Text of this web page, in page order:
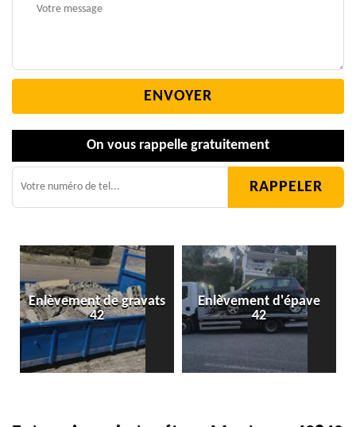
On vous rappelle gratuitement
Enlèvement de gravats
42
Enlèvement d'épave
42